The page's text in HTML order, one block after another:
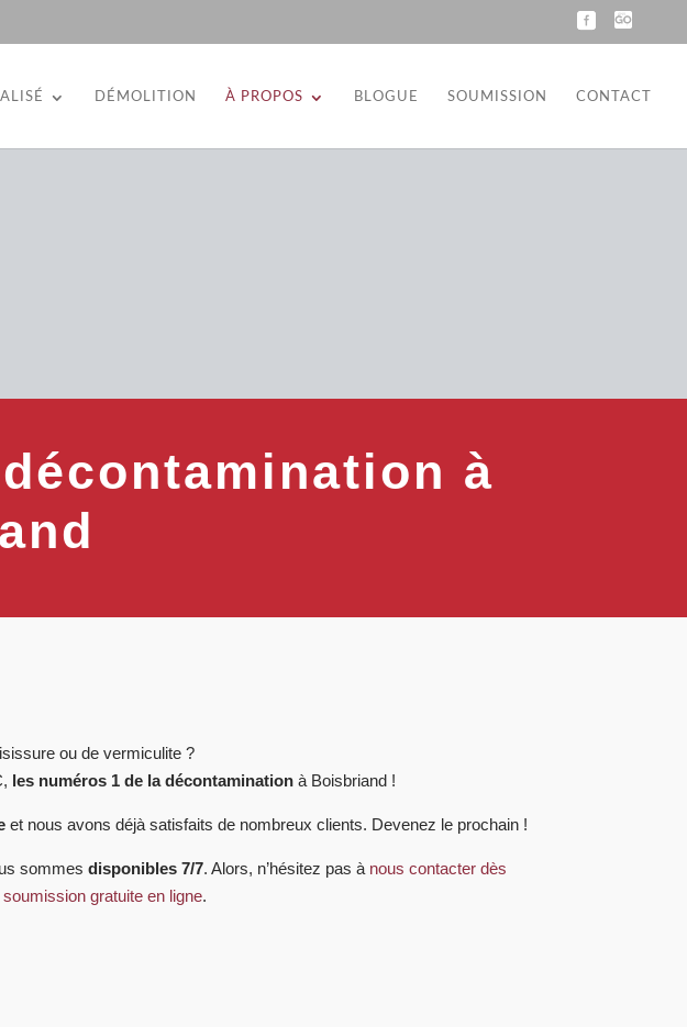
DÉMOLITION À PROPOS BLOGUE SOUMISSION CONTACT
à
ou de vermiculite ?
les numéros 1 de la décontamination à Boisbriand !
et nous avons déjà satisfaits de nombreux clients. Devenez le prochain !
sommes disponibles 7/7. Alors, n’hésitez pas à nous contacter dès
soumission gratuite en ligne.